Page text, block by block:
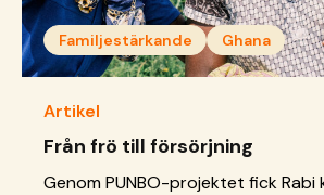
Familjestärkande Ghana
Artikel
Från frö till försörjning
Genom PUNBO-projektet fick Rabi